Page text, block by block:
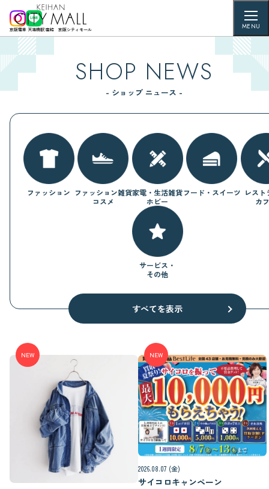
京阪電車 天満橋駅 直結 京阪シティモール MENU
SHOP NEWS
- ショップ ニュース -
ファッション ファッション雑貨
コスメ
家電・生活雑貨
ホビー
フード・スイーツ レスト
カ
サービス・
その他
すべてを表示
NEW NEW
2026.08.07 (金)
サイコロキャンペーン